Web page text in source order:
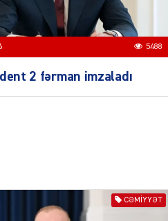
BELƏ işləyəcək
04.08.2026 4024
XİN rəhbərindən TRİPP
04.08.2026 4012
5488
2 fərman imzaladı
CƏMIYYƏT